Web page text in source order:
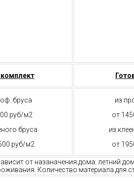
бруса
руб/м2
бруса
руб/м2
из
от
из
от
от назаначения дома: летний
Количество материала для